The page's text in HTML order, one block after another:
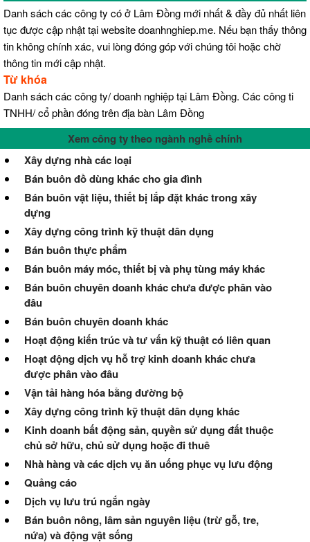
Danh sách các công ty có ở Lâm Đồng mới nhất & đầy đủ nhất liên
tục được cập nhật tại website doanhnghiep.me. Nếu bạn thấy thông
tin không chính xác, vui lòng đóng góp với chúng tôi hoặc chờ
thông tin mới cập nhật.
Từ khóa
Danh sách các công ty/ doanh nghiệp tại Lâm Đồng. Các công ti
TNHH/ cổ phần đóng trên địa bàn Lâm Đồng
Xem công ty theo ngành nghề chính
Xây dựng nhà các loại
Bán buôn đồ dùng khác cho gia đình
Bán buôn vật liệu, thiết bị lắp đặt khác trong xây
dựng
Xây dựng công trình kỹ thuật dân dụng
Bán buôn thực phẩm
Bán buôn máy móc, thiết bị và phụ tùng máy khác
Bán buôn chuyên doanh khác chưa được phân vào
đâu
Bán buôn chuyên doanh khác
Hoạt động kiến trúc và tư vấn kỹ thuật có liên quan
Hoạt động dịch vụ hỗ trợ kinh doanh khác chưa
được phân vào đâu
Vận tải hàng hóa bằng đường bộ
Xây dựng công trình kỹ thuật dân dụng khác
Kinh doanh bất động sản, quyền sử dụng đất thuộc
chủ sở hữu, chủ sử dụng hoặc đi thuê
Nhà hàng và các dịch vụ ăn uống phục vụ lưu động
Quảng cáo
Dịch vụ lưu trú ngắn ngày
Bán buôn nông, lâm sản nguyên liệu (trừ gỗ, tre,
nứa) và động vật sống